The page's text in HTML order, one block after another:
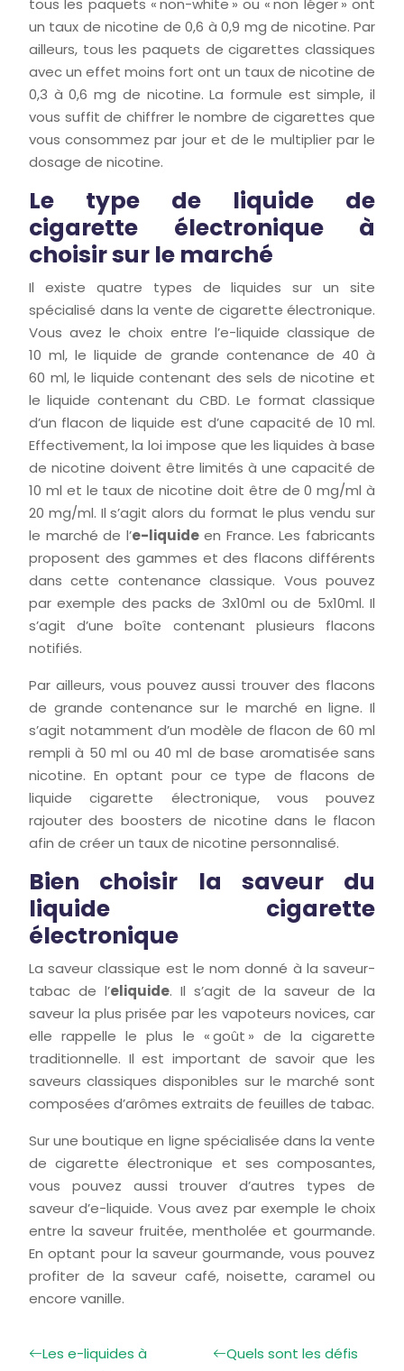
tous les paquets « non-white » ou « non léger » ont
un taux de nicotine de 0,6 à 0,9 mg de nicotine. Par
ailleurs, tous les paquets de cigarettes classiques
avec un effet moins fort ont un taux de nicotine de
0,3 à 0,6 mg de nicotine. La formule est simple, il
vous suffit de chiffrer le nombre de cigarettes que
vous consommez par jour et de le multiplier par le
dosage de nicotine.
Le type de liquide de
cigarette électronique à
choisir sur le marché
Il existe quatre types de liquides sur un site
spécialisé dans la vente de cigarette électronique.
Vous avez le choix entre l’e-liquide classique de
10 ml, le liquide de grande contenance de 40 à
60 ml, le liquide contenant des sels de nicotine et
le liquide contenant du CBD. Le format classique
d’un flacon de liquide est d’une capacité de 10 ml.
Effectivement, la loi impose que les liquides à base
de nicotine doivent être limités à une capacité de
10 ml et le taux de nicotine doit être de 0 mg/ml à
20 mg/ml. Il s’agit alors du format le plus vendu sur
le marché de l’e-liquideen France. Les fabricants
proposent des gammes et des flacons différents
dans cette contenance classique. Vous pouvez
par exemple des packs de 3x10ml ou de 5x10ml. Il
s’agit d’une boîte contenant plusieurs flacons
notifiés.
Par ailleurs, vous pouvez aussi trouver des flacons
de grande contenance sur le marché en ligne. Il
s’agit notamment d’un modèle de flacon de 60 ml
rempli à 50 ml ou 40 ml de base aromatisée sans
nicotine. En optant pour ce type de flacons de
liquide cigarette électronique, vous pouvez
rajouter des boosters de nicotine dans le flacon
afin de créer un taux de nicotine personnalisé.
Bien choisir la saveur du
liquide cigarette
électronique
La saveur classique est le nom donné à la saveur-
tabac de l’eliquide. Il s’agit de la saveur de la
saveur la plus prisée par les vapoteurs novices, car
elle rappelle le plus le « goût » de la cigarette
traditionnelle. Il est important de savoir que les
saveurs classiques disponibles sur le marché sont
composées d’arômes extraits de feuilles de tabac.
Sur une boutique en ligne spécialisée dans la vente
de cigarette électronique et ses composantes,
vous pouvez aussi trouver d’autres types de
saveur d’e-liquide. Vous avez par exemple le choix
entre la saveur fruitée, mentholée et gourmande.
En optant pour la saveur gourmande, vous pouvez
profiter de la saveur café, noisette, caramel ou
encore vanille.
Les e-liquides à
Quels sont les défis